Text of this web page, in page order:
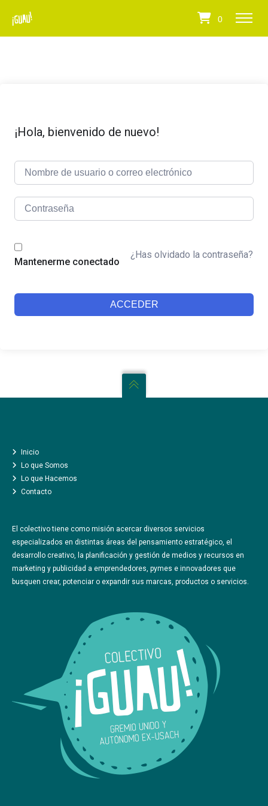
0
¡Hola, bienvenido de nuevo!
Mantenerme conectado
¿Has olvidado la contraseña?
ACCEDER
Inicio
Lo que Somos
Lo que Hacemos
Contacto
El colectivo tiene como misión acercar diversos servicios
especializados en distintas áreas del pensamiento estratégico, el
desarrollo creativo, la planificación y gestión de medios y recursos en
marketing y publicidad a emprendedores, pymes e innovadores que
busquen crear, potenciar o expandir sus marcas, productos o servicios.
LO QUE SOMOS
CÓMO TE AYUDAMOS
COLABORADORES Y COMPAÑEROS